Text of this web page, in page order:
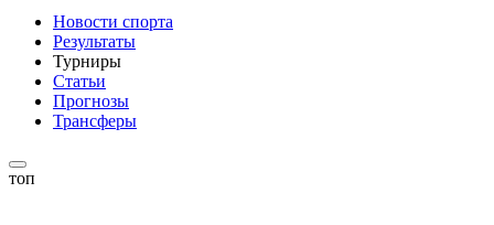
Новости спорта
Результаты
Турниры
Статьи
Прогнозы
Трансферы
топ